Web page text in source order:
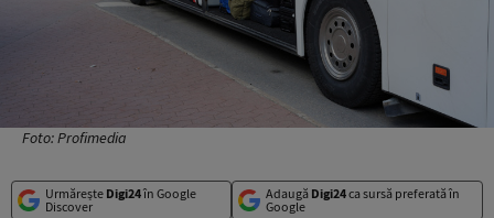
Foto: Profimedia
Urmărește Digi24în Google
Discover
Adaugă Digi24ca sursă preferată în
Google